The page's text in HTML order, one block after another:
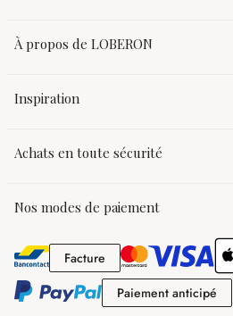
À propos de LOBERON
Inspiration
Achats en toute sécurité
Nos modes de paiement
FactureFacture
Paiement anticipé